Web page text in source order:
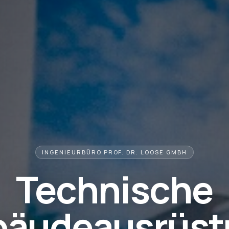
INGENIEURBÜRO PROF. DR. LOOSE GMBH
Technische